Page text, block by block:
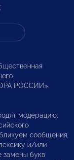
РОССИИ».
модерацию.
сообщения,
и/или
замены букв